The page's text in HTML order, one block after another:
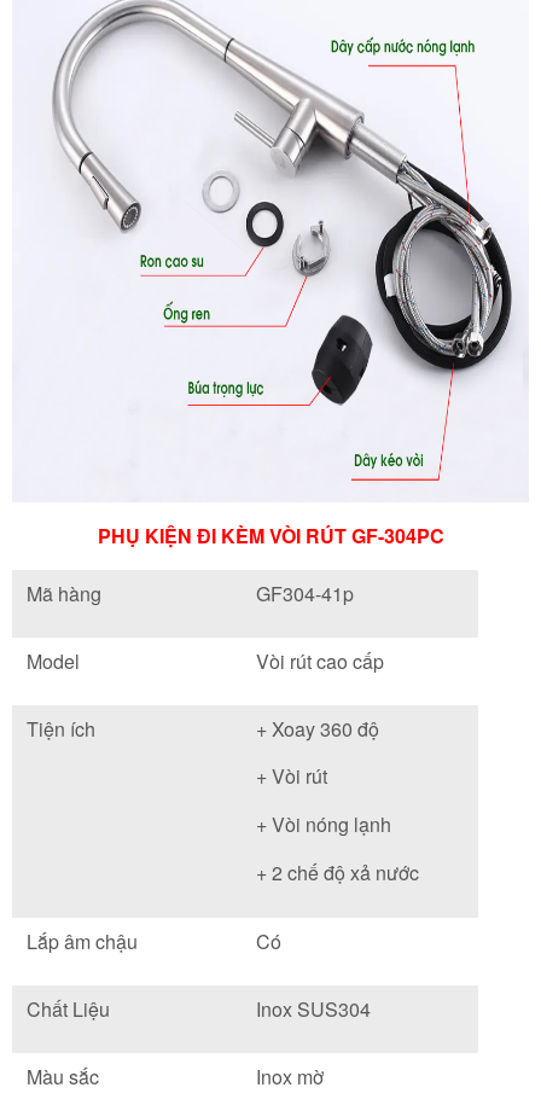
PHỤ KIỆN ĐI KÈM VÒI RÚT GF-304PC
Mã hàng GF304-41p
Model Vòi rút cao cấp
Tiện ích
+ Xoay 360 độ
+ Vòi rút
+ Vòi nóng lạnh
+ 2 chế độ xả nước
Lắp âm chậu Có
Chất Liệu Inox SUS304
Màu sắc Inox mờ